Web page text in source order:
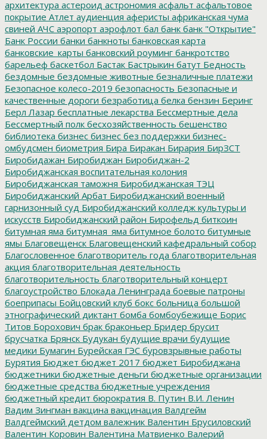
архитектура астероид астрономия асфальт асфальтовое
покрытие Атлет аудиенция аферисты африканская чума
свиней АЧС аэропорт аэрофлот бал банк банк "Открытие"
Банк России банки банкноты банковская карта
банковские_карты банковский роуминг банкротство
барельеф баскетбол Бастак Бастрыкин батут Бедность
бездомные бездомные животные безналичные платежи
Безопасное колесо-2019 безопасность Безопасные и
качественные дороги безработица белка бензин Беринг
Берл Лазар бесплатные лекарства Бессмертные дела
Бессмертный полк бесхозяйственность бешенство
библиотека бизнес бизнес без поддержки бизнес-
омбудсмен биометрия Бира Биракан Бирария БирЗСТ
Биробидажан Биробиджан Биробиджан-2
Биробиджанская воспитательная колония
Биробиджанская таможня Биробиджанская ТЭЦ
Биробиджанский Арбат Биробиджанский военный
гарнизонный суд Биробиджанский колледж культуры и
искусств Биробиджанский район Бирофельд биткоин
битумная яма битумная_яма битумное болото битумные
ямы Благовещенск Благовещенский кафедральный собор
Благословенное благотворитель года благотворительная
акция благотворительная деятельность
благотворительность благотворительный концерт
благоустройство Блокада Ленинграда боевые патроны
боеприпасы Бойцовский клуб бокс больница большой
этнографический диктант бомба бомбоубежище Борис
Титов Борохович брак браконьер Бридер брусит
брусчатка Брянск Будукан будущие врачи будущие
медики Бумагин Бурейская ГЭС буровзрывные работы
Бурятия Бюджет бюджет 2017 бюджет Биробиджана
бюджетники бюджетные деньги бюджетные организации
бюджетные средства бюджетные учреждения
бюджетный кредит бюрократия В. Путин В.И. Ленин
Вадим Зингман вакцина вакцинация Валдгейм
Валдгеймский детдом валежник Валентин Брусиловский
Валентин Коровин Валентина Матвиенко Валерий